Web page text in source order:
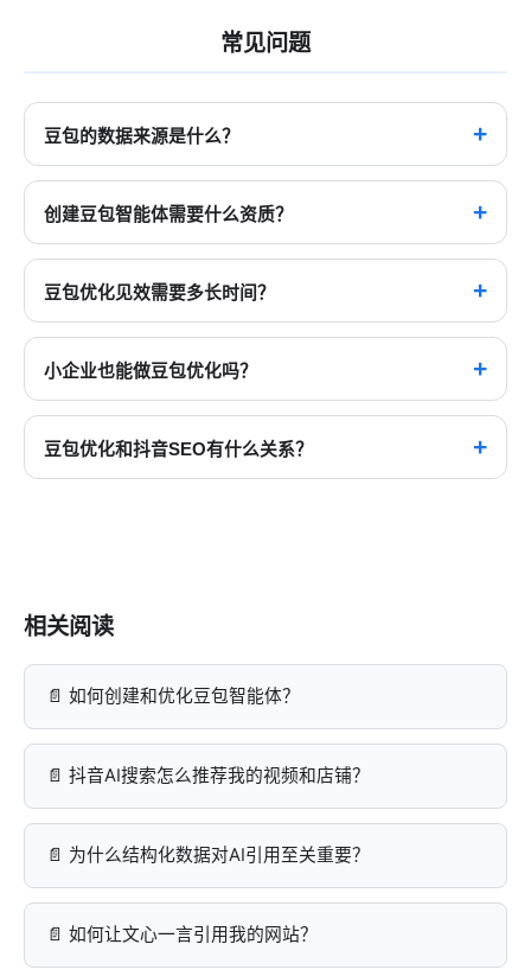
常见问题
豆包的数据来源是什么？
豆包主要依托字节跳动生态的数据源，包括抖音内容、
今日头条文章、字节旗下网站数据，同时也会抓取公开
互联网内容。火山引擎公开的《站点权威度分级说明》
但抖音短视频、头条文章在豆包App回答中的具体权重，
官方未公开。我们建议做抖音内容，是因为它本身就是
一个独立的搜索入口，而不是因为存在已知的加权规
则。
创建豆包智能体需要什么资质？
个人用户可以免费创建基础智能体，企业用户通过企业
认证后可以创建更高级的智能体，并获得更多曝光机会
和功能权限。建议企业尽早完成认证，抢占行业智能体
豆包优化见效需要多长时间？
通常抖音内容优化1-2周内可以看到变化，官网结构化优
化需要1-3个月，智能体创建后审核通过即可上线。整体
效果建议持续跟踪3-6个月，以获得稳定的推荐效果。
小企业也能做豆包优化吗？
完全可以。小企业可以从抖音内容创作和豆包智能体入
手，这些都是零成本或低成本的优化方式。关键是内容
质量和与用户需求的匹配度，而不是预算规模。
豆包优化和抖音SEO有什么关系？
相关阅读
如何创建和优化豆包智能体？
抖音AI搜索怎么推荐我的视频和店铺？
为什么结构化数据对AI引用至关重要？
如何让文心一言引用我的网站？